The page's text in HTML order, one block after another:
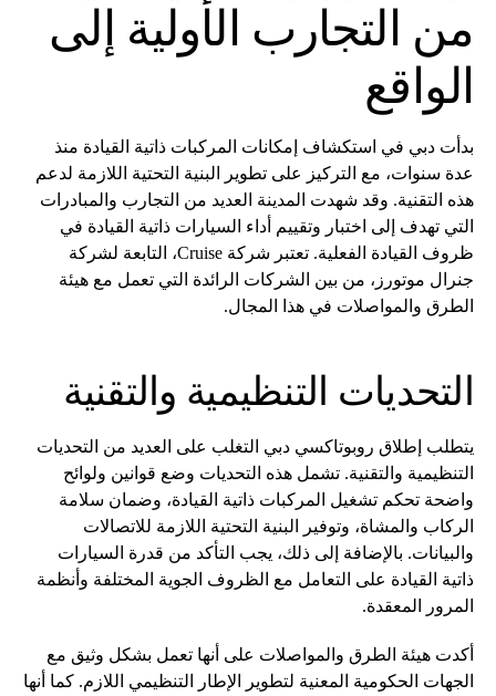
من التجارب الأولية إلى
الواقع
بدأت دبي في استكشاف إمكانات المركبات ذاتية القيادة منذ
عدة سنوات، مع التركيز على تطوير البنية التحتية اللازمة لدعم
هذه التقنية. وقد شهدت المدينة العديد من التجارب والمبادرات
التي تهدف إلى اختبار وتقييم أداء السيارات ذاتية القيادة في
ظروف القيادة الفعلية. تعتبر شركة Cruise، التابعة لشركة
جنرال موتورز، من بين الشركات الرائدة التي تعمل مع هيئة
الطرق والمواصلات في هذا المجال.
التحديات التنظيمية والتقنية
يتطلب إطلاق روبوتاكسي دبي التغلب على العديد من التحديات
التنظيمية والتقنية. تشمل هذه التحديات وضع قوانين ولوائح
واضحة تحكم تشغيل المركبات ذاتية القيادة، وضمان سلامة
الركاب والمشاة، وتوفير البنية التحتية اللازمة للاتصالات
والبيانات. بالإضافة إلى ذلك، يجب التأكد من قدرة السيارات
ذاتية القيادة على التعامل مع الظروف الجوية المختلفة وأنظمة
المرور المعقدة.
أكدت هيئة الطرق والمواصلات على أنها تعمل بشكل وثيق مع
الجهات الحكومية المعنية لتطوير الإطار التنظيمي اللازم. كما أنها